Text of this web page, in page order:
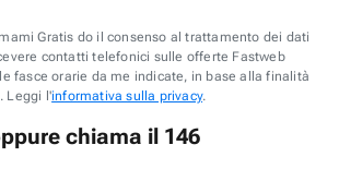
Gratis do il consenso al trattamento dei dati
contatti telefonici sulle offerte Fastweb
fasce orarie da me indicate, in base alla finalità
Leggi l'informativa sulla privacy.
chiama il 146